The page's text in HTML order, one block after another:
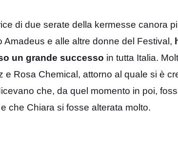
di due serate della kermesse canora
Amadeus e alle altre donne del Festival,
un grande successo in tutta Italia.
Rosa Chemical, attorno al quale si è
che, da quel momento in poi,
che Chiara si fosse alterata molto.